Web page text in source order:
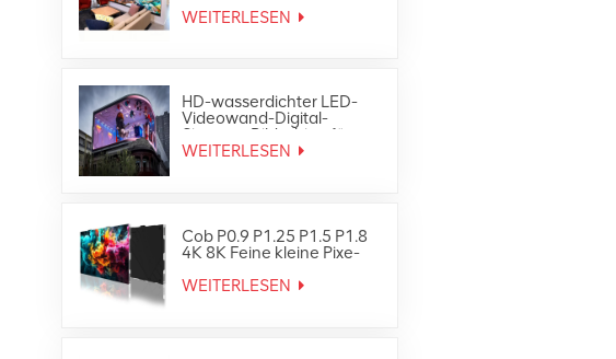
Bildschirmdisplay für den
WEITERLESEN
HD-wasserdichter LED-
Videowand-Digital-
Signage-Bildschirm für
den Außenbereich
WEITERLESEN
Cob P0.9 P1.25 P1.5 P1.8
4K 8K Feine kleine Pixe-
WEITERLESEN